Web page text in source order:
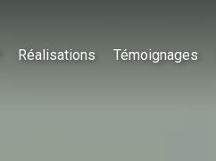
Réalisations Témoignages